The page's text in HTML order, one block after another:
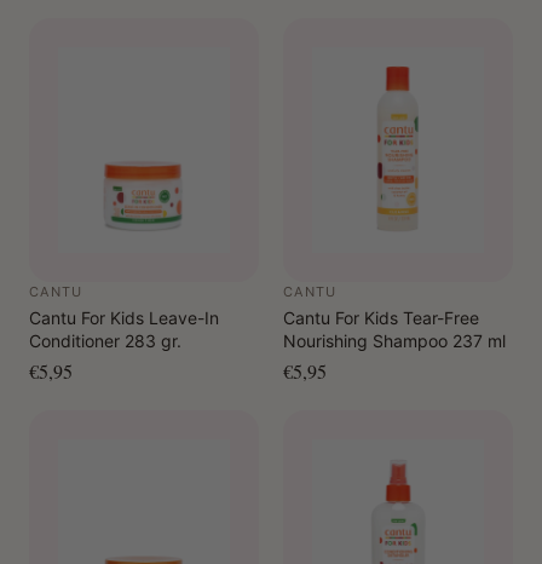
CANTU
Cantu For Kids Leave-In
Conditioner 283 gr.
€5,95
CANTU
Cantu For Kids Tear-Free
Nourishing Shampoo 237 ml
€5,95